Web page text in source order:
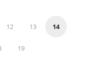
12 13 14
19